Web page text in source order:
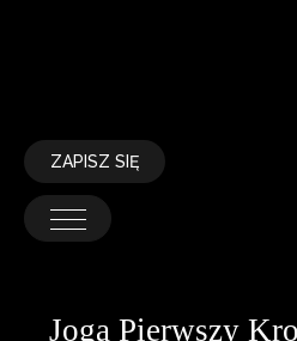
ZAPISZ SIĘ
Joga Pierwszy